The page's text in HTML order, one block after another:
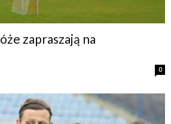
zapraszają na
0